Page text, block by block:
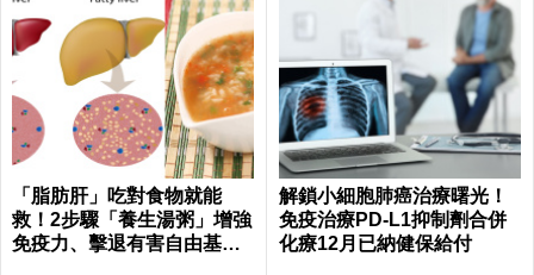
「脂肪肝」吃對食物就能
救！2步驟「養生湯粥」增強
免疫力、擊退有害自由基｜
解鎖小細胞肺癌治療曙光！
免疫治療PD-L1抑制劑合併
化療12月已納健保給付